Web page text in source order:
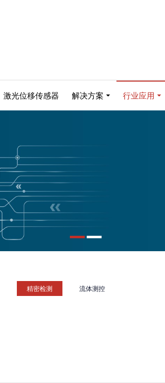
激光位移传感器 解决方案 行业应用
精密检测 流体测控